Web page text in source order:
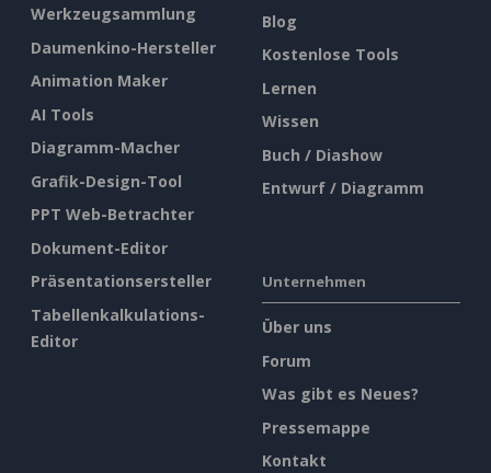
Werkzeugsammlung
Daumenkino-Hersteller
Animation Maker
AI Tools
Diagramm-Macher
Grafik-Design-Tool
PPT Web-Betrachter
Dokument-Editor
Präsentationsersteller
Tabellenkalkulations-
Editor
Blog
Kostenlose Tools
Lernen
Wissen
Buch / Diashow
Entwurf / Diagramm
Unternehmen
Über uns
Forum
Was gibt es Neues?
Pressemappe
Kontakt